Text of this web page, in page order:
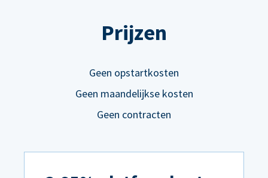
Prijzen
Geen opstartkosten
Geen maandelijkse kosten
Geen contracten